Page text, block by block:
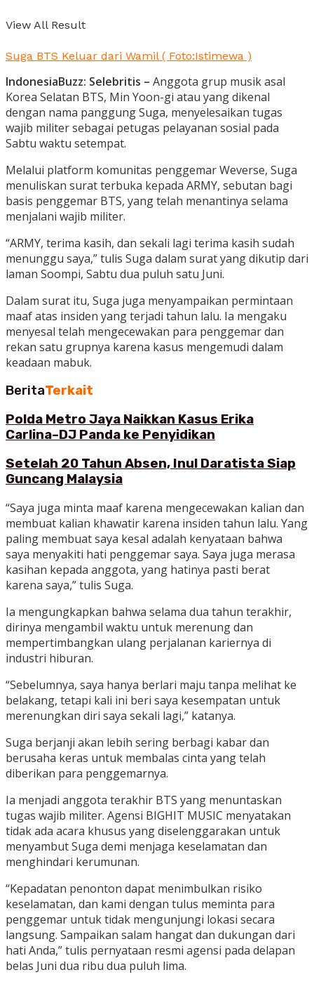
View All Result
Suga BTS Keluar dari Wamil ( Foto:Istimewa )
IndonesiaBuzz: Selebritis – Anggota grup musik asal
Korea Selatan BTS, Min Yoon-gi atau yang dikenal
dengan nama panggung Suga, menyelesaikan tugas
wajib militer sebagai petugas pelayanan sosial pada
Sabtu waktu setempat.
Melalui platform komunitas penggemar Weverse, Suga
menuliskan surat terbuka kepada ARMY, sebutan bagi
basis penggemar BTS, yang telah menantinya selama
menjalani wajib militer.
“ARMY, terima kasih, dan sekali lagi terima kasih sudah
menunggu saya,” tulis Suga dalam surat yang dikutip dari
laman Soompi, Sabtu dua puluh satu Juni.
Dalam surat itu, Suga juga menyampaikan permintaan
maaf atas insiden yang terjadi tahun lalu. Ia mengaku
menyesal telah mengecewakan para penggemar dan
rekan satu grupnya karena kasus mengemudi dalam
keadaan mabuk.
BeritaTerkait
Polda Metro Jaya Naikkan Kasus Erika
Carlina–DJ Panda ke Penyidikan
Setelah 20 Tahun Absen, Inul Daratista Siap
Guncang Malaysia
“Saya juga minta maaf karena mengecewakan kalian dan
membuat kalian khawatir karena insiden tahun lalu. Yang
paling membuat saya kesal adalah kenyataan bahwa
saya menyakiti hati penggemar saya. Saya juga merasa
kasihan kepada anggota, yang hatinya pasti berat
karena saya,” tulis Suga.
Ia mengungkapkan bahwa selama dua tahun terakhir,
dirinya mengambil waktu untuk merenung dan
mempertimbangkan ulang perjalanan kariernya di
industri hiburan.
“Sebelumnya, saya hanya berlari maju tanpa melihat ke
belakang, tetapi kali ini beri saya kesempatan untuk
merenungkan diri saya sekali lagi,” katanya.
Suga berjanji akan lebih sering berbagi kabar dan
berusaha keras untuk membalas cinta yang telah
diberikan para penggemarnya.
Ia menjadi anggota terakhir BTS yang menuntaskan
tugas wajib militer. Agensi BIGHIT MUSIC menyatakan
tidak ada acara khusus yang diselenggarakan untuk
menyambut Suga demi menjaga keselamatan dan
menghindari kerumunan.
“Kepadatan penonton dapat menimbulkan risiko
keselamatan, dan kami dengan tulus meminta para
penggemar untuk tidak mengunjungi lokasi secara
langsung. Sampaikan salam hangat dan dukungan dari
hati Anda,” tulis pernyataan resmi agensi pada delapan
belas Juni dua ribu dua puluh lima.